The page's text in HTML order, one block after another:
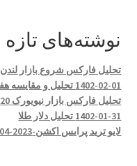
نوشته‌های تازه
تحلیل فارکس شروع بازار لندن 21-04-2023
1402-02-01 تحلیل و مقایسه هفتگی بازار دلار طلا بورس
تحلیل فارکس بازار نیویورک 20-04-2023
1402-01-31 تحلیل دلار طلا
لایو ترید پرایس اکشن-XAUUSD_19-04-2023